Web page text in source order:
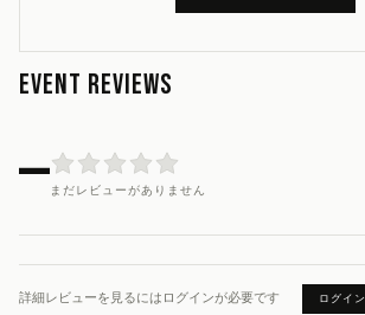
EVENT REVIEWS
—まだレビューがありません
詳細レビューを見るにはログインが必要です ログイン